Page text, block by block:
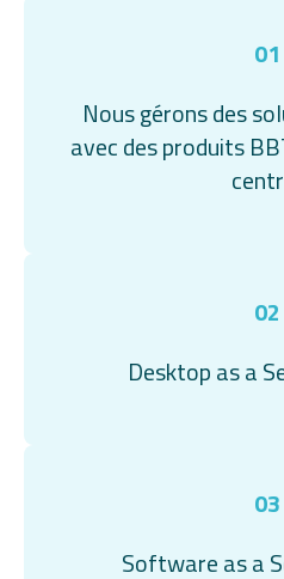
01
Nous gérons des
avec des produits
02
Desktop as a
03
Software as a